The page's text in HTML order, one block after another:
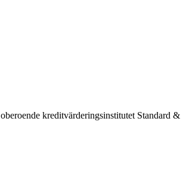
kreditvärderingsinstitutet Standard &